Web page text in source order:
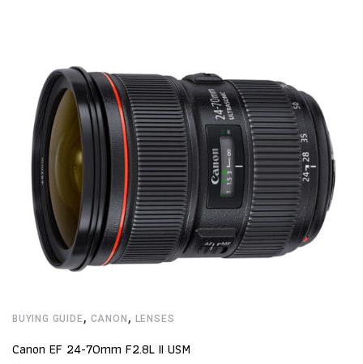
BUYING GUIDE , CANON , LENSES
Canon EF 24-70mm F2.8L II USM